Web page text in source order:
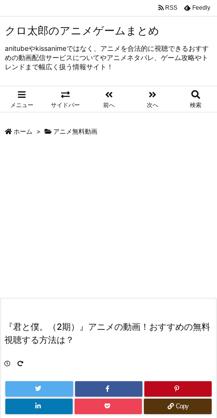
クロ太郎のアニメゲームまとめ
anitubeやkissanimeではなく、アニメを合法的に視聴できるおすす
めの動画配信サービスについてやアニメネタバレ、ゲーム攻略やト
レンドまで幅広く扱う情報サイト！
メニュー サイドバー 前へ 次へ 検索
RSS Feedly
ホーム > アニメ無料動画
『君と僕。（2期）』アニメの動画！おすすめの無料
視聴する方法は？
Copy